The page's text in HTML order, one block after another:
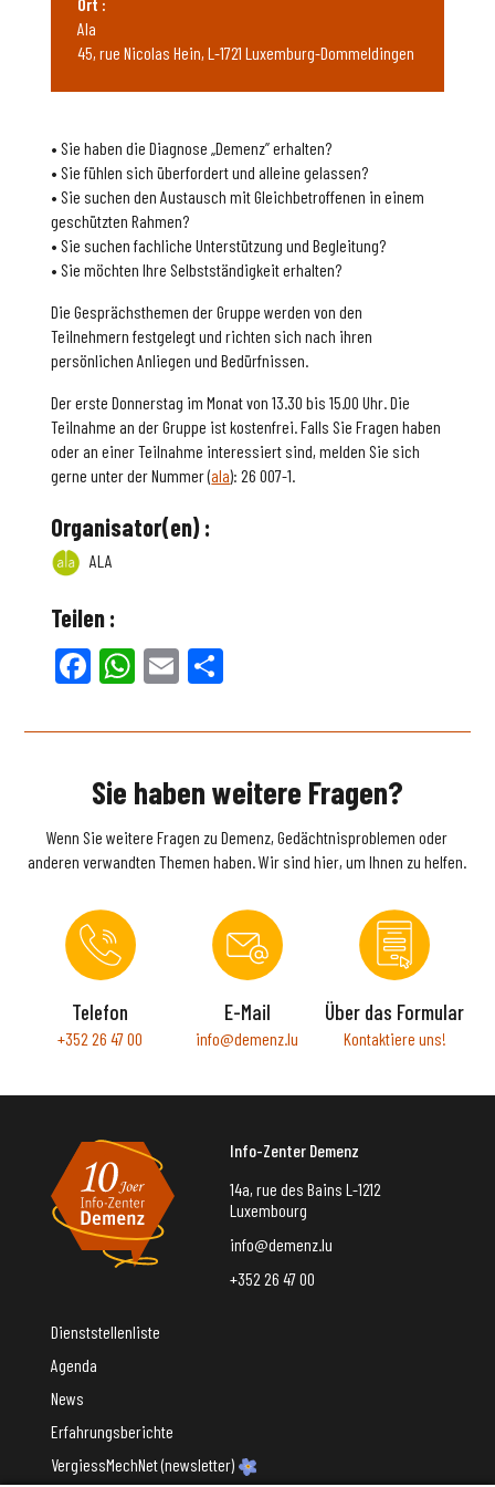
• Sie haben die Diagnose „Demenz” erhalten?
• Sie fühlen sich überfordert und alleine gelassen?
• Sie suchen den Austausch mit Gleichbetroffenen in einem
geschützten Rahmen?
• Sie suchen fachliche Unterstützung und Begleitung?
• Sie möchten Ihre Selbstständigkeit erhalten?
Die Gesprächsthemen der Gruppe werden von den
Teilnehmern festgelegt und richten sich nach ihren
persönlichen Anliegen und Bedürfnissen.
Der erste Donnerstag im Monat von 13.30 bis 15.00 Uhr. Die
Teilnahme an der Gruppe ist kostenfrei. Falls Sie Fragen haben
oder an einer Teilnahme interessiert sind, melden Sie sich
gerne unter der Nummer (ala): 26 007-1.
Organisator(en) :
ALA
Teilen :
Facebook
WhatsApp
Email
Ort :
Ala
45, rue Nicolas Hein, L-1721 Luxemburg-Dommeldingen
Sie haben weitere Fragen?
Wenn Sie weitere Fragen zu Demenz, Gedächtnisproblemen oder
anderen verwandten Themen haben. Wir sind hier, um Ihnen zu helfen.
Telefon
+352 26 47 00
E-Mail
info@demenz.lu
Über das Formular
Kontaktiere uns!
Info-Zenter Demenz
14a, rue des Bains L-1212
Luxembourg
info@demenz.lu
+352 26 47 00
Dienststellenliste
Agenda
News
Erfahrungsberichte
VergiessMechNet (newsletter)